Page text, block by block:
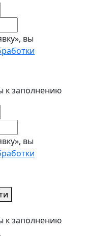
вы
к заполнению
вы
к заполнению